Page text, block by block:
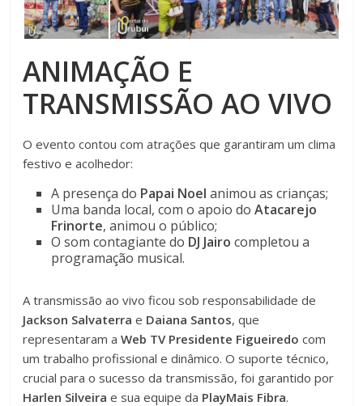
ANIMAÇÃO E
TRANSMISSÃO AO VIVO
O evento contou com atrações que garantiram um clima
festivo e acolhedor:
A presença do Papai Noel animou as crianças;
Uma banda local, com o apoio doAtacarejo
Frinorte, animou o público;
O som contagiante do DJ Jairo completou a
programação musical.
A transmissão ao vivo ficou sob responsabilidade de
Jackson Salvaterra e Daiana Santos, que
representaram aWeb TV Presidente Figueiredo com
um trabalho profissional e dinâmico. O suporte técnico,
crucial para o sucesso da transmissão, foi garantido por
Harlen Silveira e sua equipe da PlayMais Fibra.